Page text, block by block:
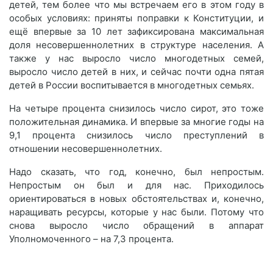
детей, тем более что мы встречаем его в этом году в
особых условиях: приняты поправки к Конституции, и
ещё впервые за 10 лет зафиксирована максимальная
доля несовершеннолетних в структуре населения. А
также у нас выросло число многодетных семей,
выросло число детей в них, и сейчас почти одна пятая
детей в России воспитывается в многодетных семьях.
На четыре процента снизилось число сирот, это тоже
положительная динамика. И впервые за многие годы на
9,1 процента снизилось число преступлений в
отношении несовершеннолетних.
Надо сказать, что год, конечно, был непростым.
Непростым он был и для нас. Приходилось
ориентироваться в новых обстоятельствах и, конечно,
наращивать ресурсы, которые у нас были. Потому что
снова выросло число обращений в аппарат
Уполномоченного – на 7,3 процента.